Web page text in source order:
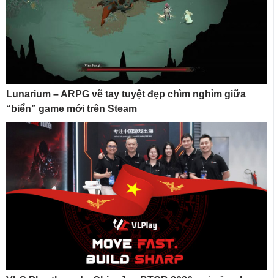
Lunarium – ARPG vẽ tay tuyệt đẹp chìm nghỉm giữa
“biển” game mới trên Steam